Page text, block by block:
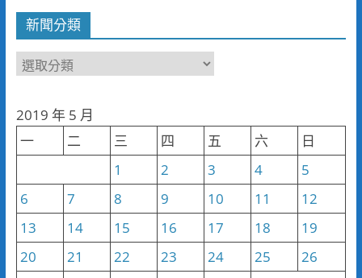
新聞分類
新
類
2019 年 5 月
一
二 三 四 五 六
日
1
2 3 4
5
6
7 8 9 10 11
12
13
14 15 16 17 18
19
20
21 22 23 24 25
26